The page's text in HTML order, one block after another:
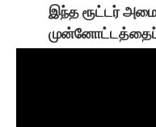
இந்த ரூட்டர்
முன்னோட்டத்தைப்